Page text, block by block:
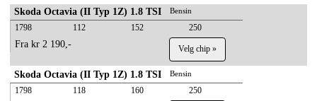
Skoda Octavia (II Typ 1Z) 1.8 TSI Bensin
1798 112 152 250
Fra kr 2 190,- Velg chip »
Skoda Octavia (II Typ 1Z) 1.8 TSI Bensin
1798 118 160 250